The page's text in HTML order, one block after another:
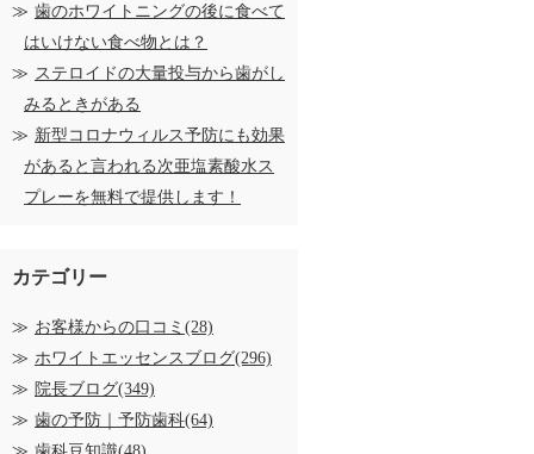
歯のホワイトニングの後に食べて
はいけない食べ物とは？
ステロイドの大量投与から歯がし
みるときがある
新型コロナウィルス予防にも効果
があると言われる次亜塩素酸水ス
プレーを無料で提供します！
カテゴリー
お客様からの口コミ(28)
ホワイトエッセンスブログ(296)
院長ブログ(349)
歯の予防｜予防歯科(64)